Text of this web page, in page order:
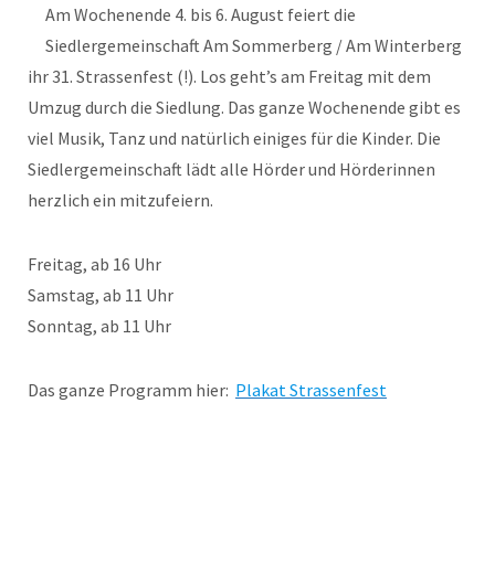
Am Wochenende 4. bis 6. August feiert die
Siedlergemeinschaft Am Sommerberg / Am Winterberg
ihr 31. Strassenfest (!). Los geht’s am Freitag mit dem
Umzug durch die Siedlung. Das ganze Wochenende gibt es
viel Musik, Tanz und natürlich einiges für die Kinder. Die
Siedlergemeinschaft lädt alle Hörder und Hörderinnen
herzlich ein mitzufeiern.
Freitag, ab 16 Uhr
Samstag, ab 11 Uhr
Sonntag, ab 11 Uhr
Das ganze Programm hier: Plakat Strassenfest